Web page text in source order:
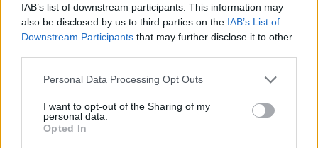
IAB’s list of downstream participants. This information may
also be disclosed by us to third parties on the IAB’s List of
Downstream Participants that may further disclose it to other
Personal Data Processing Opt Outs
I want to opt-out of the Sharing of my
personal data.
Opted In